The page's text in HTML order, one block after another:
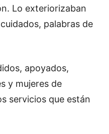
Lo exteriorizaban
palabras de
apoyados,
y mujeres de
servicios que están